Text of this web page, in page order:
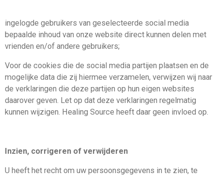
ingelogde gebruikers van geselecteerde social media
bepaalde inhoud van onze website direct kunnen delen met
vrienden en/of andere gebruikers;
Voor de cookies die de social media partijen plaatsen en de
mogelijke data die zij hiermee verzamelen, verwijzen wij naar
de verklaringen die deze partijen op hun eigen websites
daarover geven. Let op dat deze verklaringen regelmatig
kunnen wijzigen. Healing Source heeft daar geen invloed op.
Inzien, corrigeren of verwijderen
U heeft het recht om uw persoonsgegevens in te zien, te